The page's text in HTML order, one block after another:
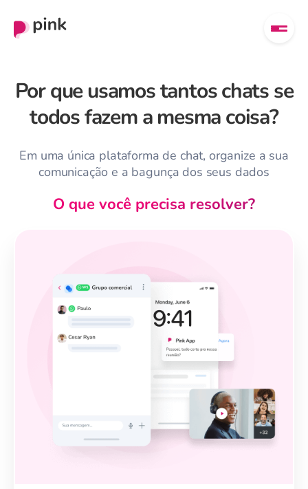
Por que usamos tantos chats se
todos fazem a mesma coisa?
Em uma única plataforma de chat, organize a sua
comunicação e a bagunça dos seus dados
O que você precisa resolver?